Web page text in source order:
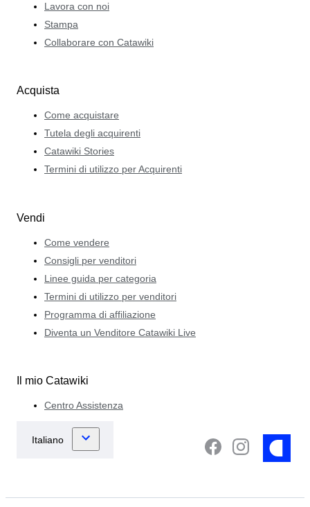
Lavora con noi
Stampa
Collaborare con Catawiki
Acquista
Come acquistare
Tutela degli acquirenti
Catawiki Stories
Termini di utilizzo per Acquirenti
Vendi
Come vendere
Consigli per venditori
Linee guida per categoria
Termini di utilizzo per venditori
Programma di affiliazione
Diventa un Venditore Catawiki Live
Il mio Catawiki
Centro Assistenza